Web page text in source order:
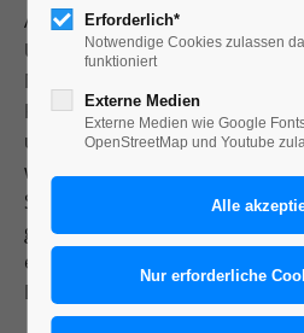
AviAlliance ist eines der
Unternehmen im Bereich des
Managements. Nach der
Konzern wurde es nötig, einen
und ein entsprechendes Logo
weltweite Gültigkeit besitzt. In
Schritten der Zusammenarbeit
gesamte Kommunikation des
einem stimmigen und
Design-Projekt.
Erforderlich*
Notwendige Cookies zulassen
funktioniert
Externe Medien
Externe Medien wie Google
OpenStreetMap und Youtube